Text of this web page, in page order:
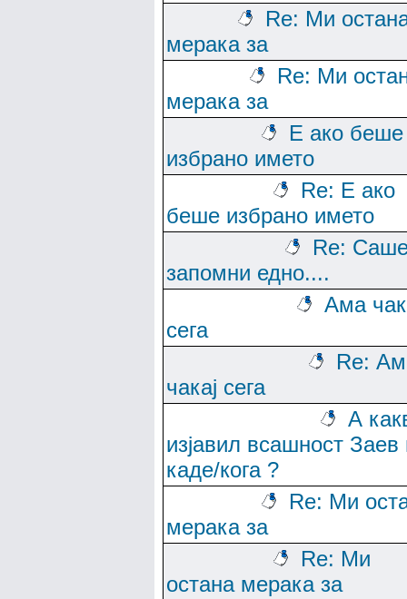
Re: Ми
мерака за
Re: Ми
мерака за
Е ако беше
избрано името
Re: Е ако
беше избрано името
Re:
запомни едно....
Ама
сега
Re:
чакај сега
А
изјавил всашност Заев
каде/кога ?
Re: Ми
мерака за
Re: Ми
остана мерака за